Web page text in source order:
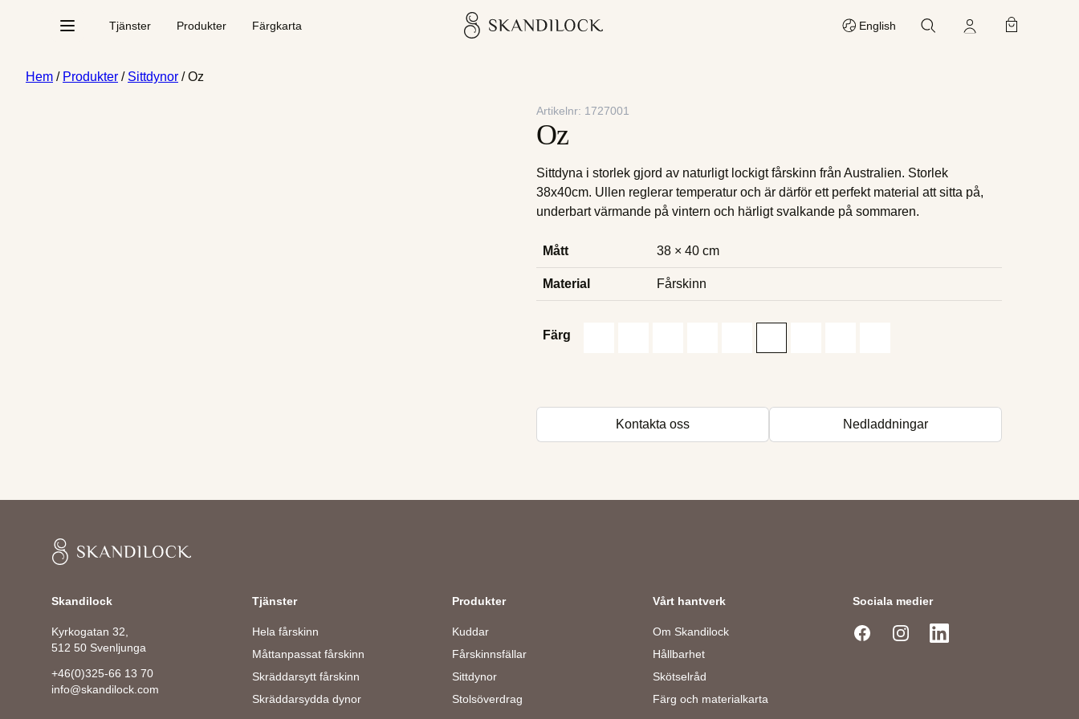
Tjänster Produkter Färgkarta Skandilock English Sök Mina sidorVarukorg
Hem / Produkter / Sittdynor / Oz
Artikelnr: 1727001
Oz
Sittdyna i storlek gjord av naturligt lockigt fårskinn från Australien. Storlek
38x40cm. Ullen reglerar temperatur och är därför ett perfekt material att sitta på,
underbart värmande på vintern och härligt svalkande på sommaren.
Mått 38 × 40 cm
Material Fårskinn
Färg
Kontakta oss Nedladdningar
Skandilock
Skandilock
Kyrkogatan 32,
512 50 Svenljunga
+46(0)325-66 13 70
info@skandilock.com
Tjänster
Hela fårskinn
Måttanpassat fårskinn
Skräddarsytt fårskinn
Skräddarsydda dynor
Produkter
Kuddar
Fårskinnsfällar
Sittdynor
Stolsöverdrag
Vårt hantverk
Om Skandilock
Hållbarhet
Skötselråd
Färg och materialkarta
Sociala medier
FacebookInstagramLinkedIn